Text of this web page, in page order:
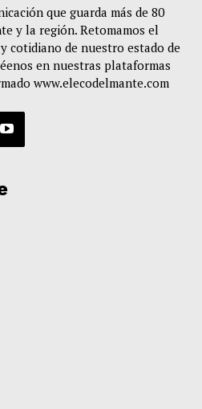
que guarda más de 80
y la región. Retomamos el
cotidiano de nuestro estado de
en nuestras plataformas
www.elecodelmante.com